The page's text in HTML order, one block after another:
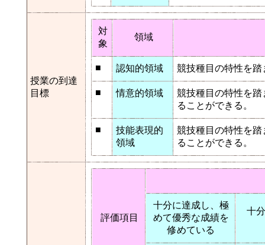
授業の到達
目標
対
象
領域
■ 認知的領域 競技種目の特性を
■ 情意的領域
競技種目の特性を
ることができる。
■
技能表現的
領域
競技種目の特性を
ることができる。
評価項目
十分に達成し、極
めて優秀な成績を
修めている
十